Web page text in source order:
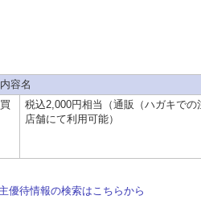
容名
税込2,000円相当（通販（ハガキでの
店舗にて利用可能）
優待情報の検索はこちらから